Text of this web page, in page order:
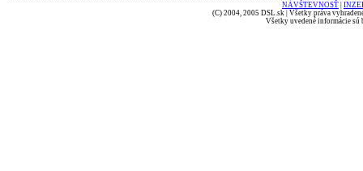
NÁVŠTEVNOSŤ
(C) 2004, 2005 DSL.sk | Všetky práva
Všetky uvedené informácie sú